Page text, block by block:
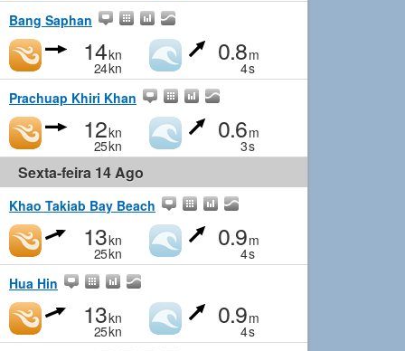
Bang Saphan
14kn
24kn
0.8m
4s
Prachuap Khiri Khan
12kn
25kn
0.6m
3s
Sexta-feira 14 Ago
Khao Takiab Bay Beach
13kn
25kn
0.9m
4s
Hua Hin
13kn
25kn
0.9m
4s